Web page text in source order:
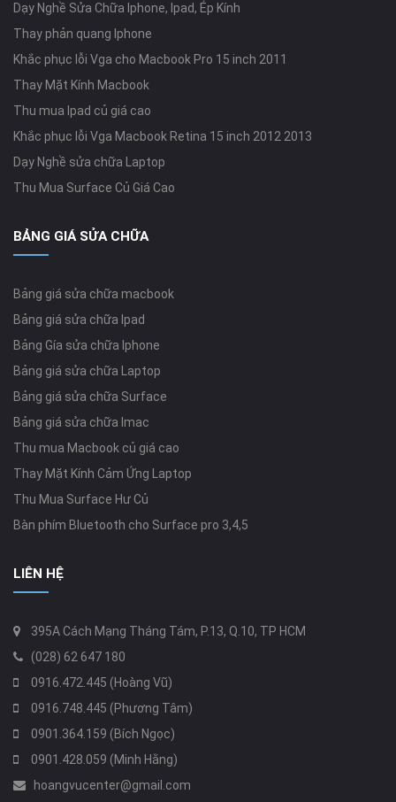
Dạy Nghề Sửa Chữa Iphone, Ipad, Ép Kính
Thay phản quang Iphone
Khắc phục lỗi Vga cho Macbook Pro 15 inch 2011
Thay Mặt Kính Macbook
Thu mua Ipad củ giá cao
Khắc phục lỗi Vga Macbook Retina 15 inch 2012 2013
Dạy Nghề sửa chữa Laptop
Thu Mua Surface Củ Giá Cao
BẢNG GIÁ SỬA CHỮA
Bảng giá sửa chữa macbook
Bảng giá sửa chữa Ipad
Bảng Gía sửa chữa Iphone
Bảng giá sửa chữa Laptop
Bảng giá sửa chữa Surface
Bảng giá sửa chữa Imac
Thu mua Macbook củ giá cao
Thay Mặt Kính Cảm Ứng Laptop
Thu Mua Surface Hư Củ
Bàn phím Bluetooth cho Surface pro 3,4,5
LIÊN HỆ
395A Cách Mạng Tháng Tám, P.13, Q.10, TP HCM
(028) 62 647 180
0916.472.445 (Hoàng Vũ)
0916.748.445 (Phương Tâm)
0901.364.159 (Bích Ngọc)
0901.428.059 (Minh Hằng)
hoangvucenter@gmail.com